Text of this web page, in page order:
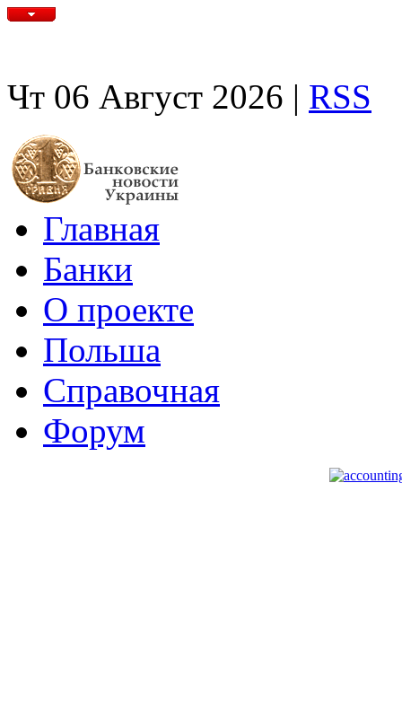
Чт 06 Август 2026 | RSS
Главная
Банки
О проекте
Польша
Справочная
Форум